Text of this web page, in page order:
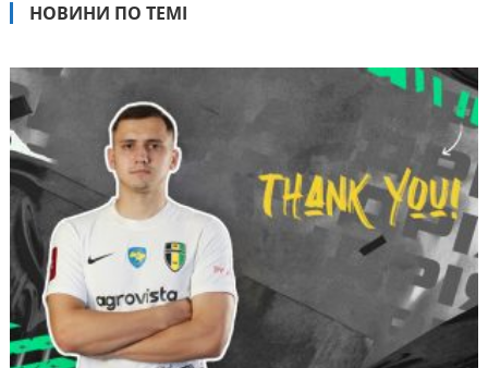
НОВИНИ ПО ТЕМІ